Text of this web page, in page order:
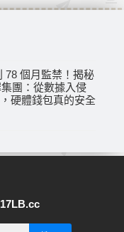
78 個月監禁！揭秘
團：從數據入侵
硬體錢包真的安全